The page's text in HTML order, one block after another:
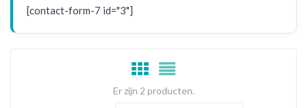
[contact-form-7 id="3"]
Er zijn 2 producten.